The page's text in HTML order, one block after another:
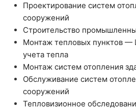
Проектирование систем
сооружений
Строительство
Монтаж тепловых пунктов
учета тепла
Монтаж систем отопления
Обслуживание систем
сооружений
Тепловизионное